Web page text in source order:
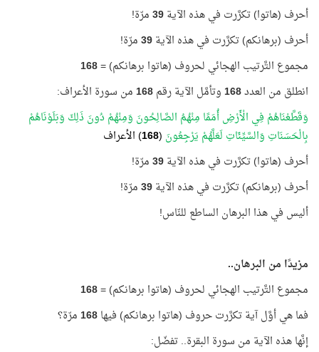
أحرف (هاتوا) تكرَّرت في هذه الآية39مرّة!
أحرف (برهانكم) تكرَّرت في هذه الآية39مرّة!
مجموع التَّرتيب الهجائي لحروف (هاتوا برهانكم) =168
انطلق من العدد168وتأمَّل الآية رقم168من سورة الأعراف:
وَقَطَّعْنَاهُمْ فِي الْأَرْضِ أُمَمًا مِنْهُمُ الصَّالِحُونَ وَمِنْهُمْ دُونَ ذَلِكَ وَبَلَوْنَاهُمْ
بِالْحَسَنَاتِ وَالسَّيِّئَاتِ لَعَلَّهُمْ يَرْجِعُونَ (
168) الأعراف
أحرف (هاتوا) تكرَّرت في هذه الآية39مرّة!
أحرف (برهانكم) تكرَّرت في هذه الآية39مرّة!
أليس في هذا البرهان الساطع للنّاس!
مزيدًا من البرهان..
مجموع التَّرتيب الهجائي لحروف (هاتوا برهانكم) =168
فما هي أوَّل آية تكرَّرت حروف (هاتوا برهانكم) فيها168مرّة؟
إنَّها هذه الآية من سورة البقرة.. تفضّل: